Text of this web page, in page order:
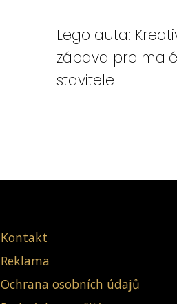
Lego auta:
zábava pro
stavitele
Kontakt
Reklama
Ochrana osobních údajů